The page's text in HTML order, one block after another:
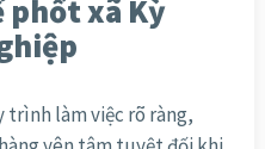
xã Kỳ
làm việc rõ ràng,